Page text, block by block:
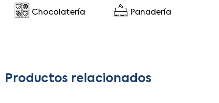
Chocolatería Panadería
Productos relacionados